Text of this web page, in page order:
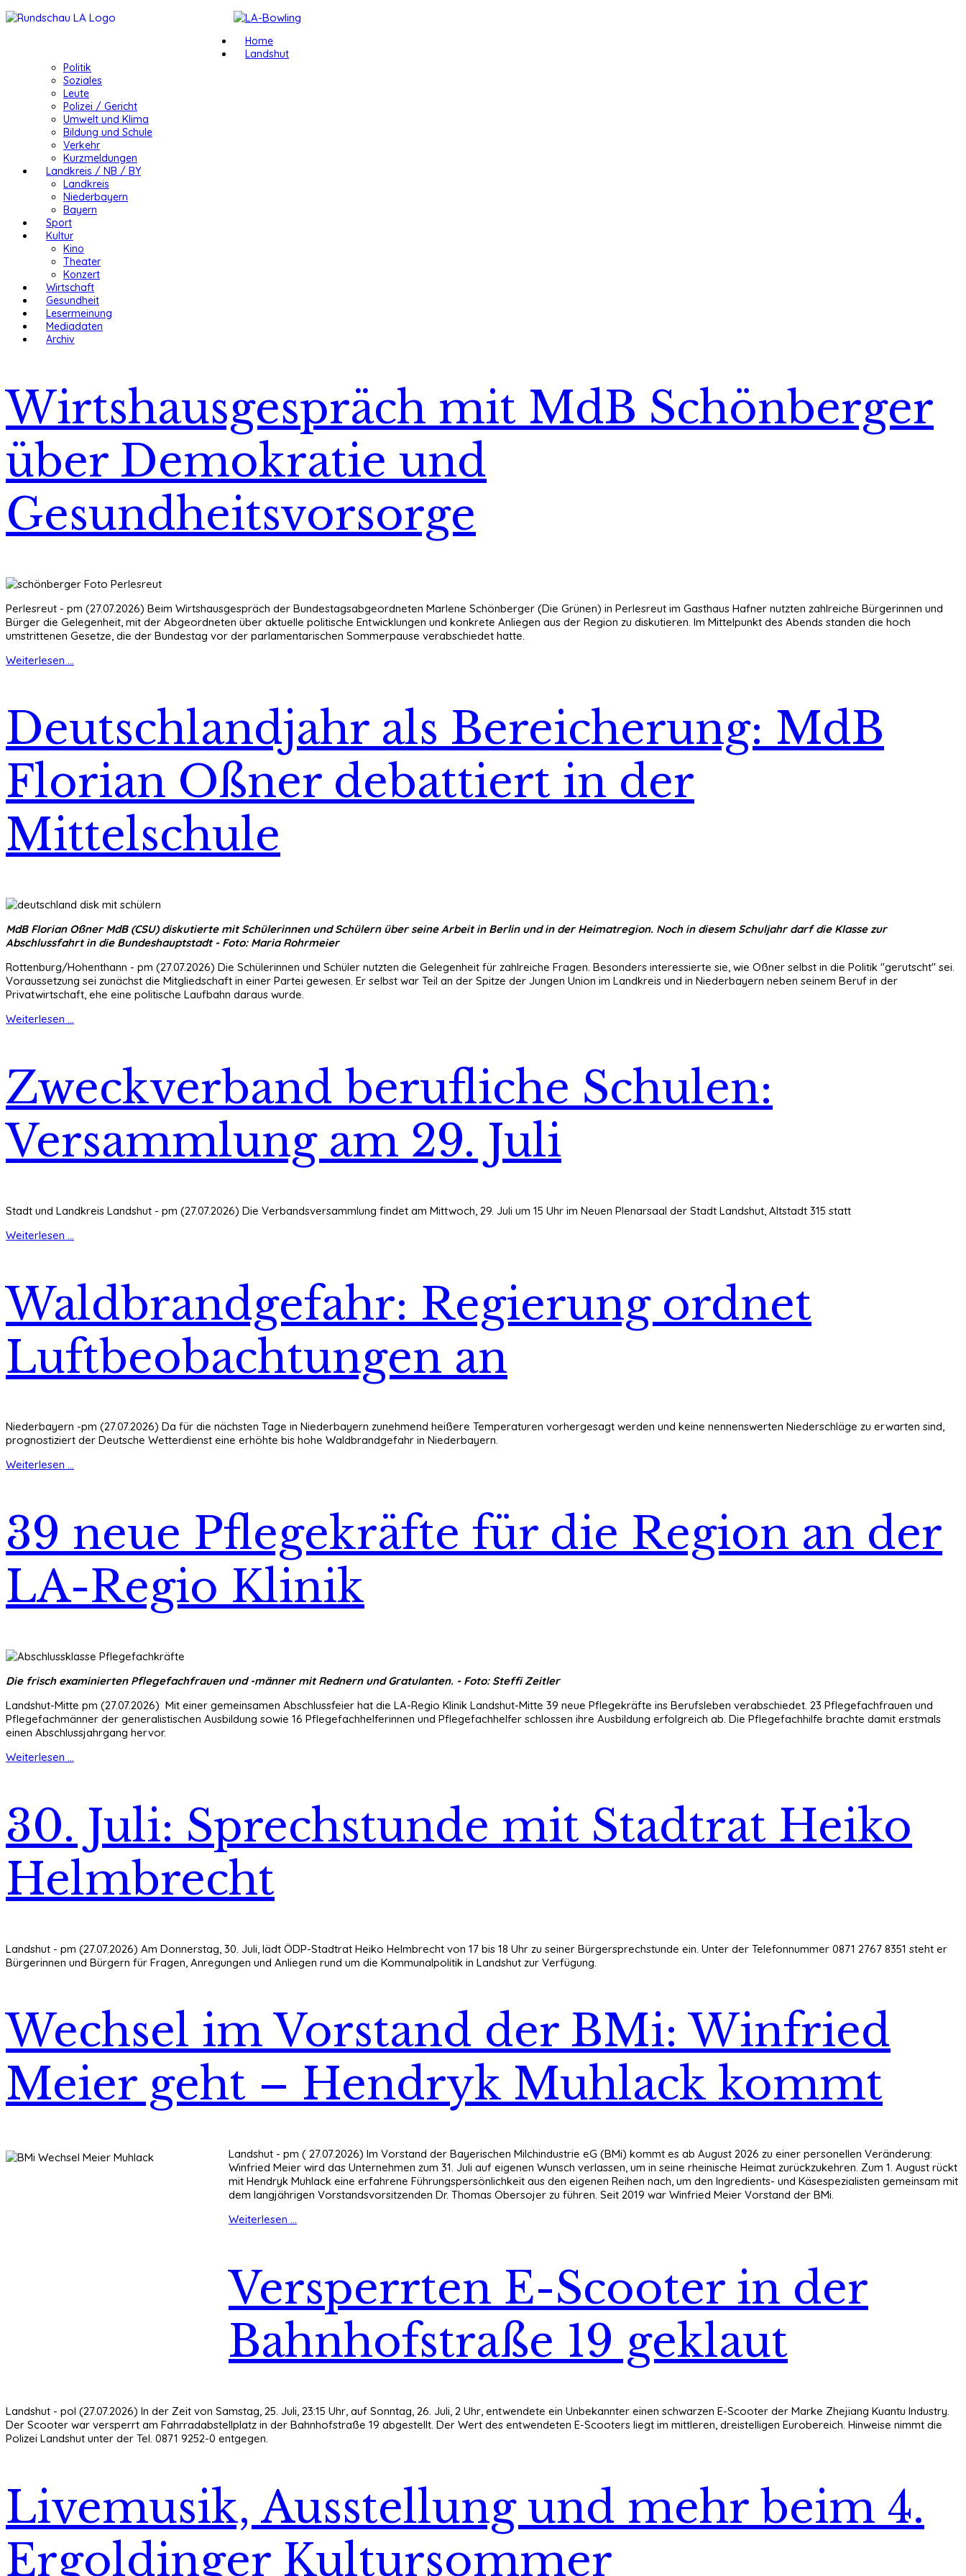
Home
Landshut
Politik
Soziales
Leute
Polizei / Gericht
Umwelt und Klima
Bildung und Schule
Verkehr
Kurzmeldungen
Landkreis / NB / BY
Landkreis
Niederbayern
Bayern
Sport
Kultur
Kino
Theater
Konzert
Wirtschaft
Gesundheit
Lesermeinung
Mediadaten
Archiv
Wirtshausgespräch mit MdB Schönberger
über Demokratie und
Gesundheitsvorsorge
Perlesreut - pm (27.07.2026) Beim Wirtshausgespräch der Bundestagsabgeordneten Marlene Schönberger (Die Grünen) in Perlesreut im Gasthaus Hafner nutzten zahlreiche Bürgerinnen und
Bürger die Gelegenheit, mit der Abgeordneten über aktuelle politische Entwicklungen und konkrete Anliegen aus der Region zu diskutieren. Im Mittelpunkt des Abends standen die hoch
umstrittenen Gesetze, die der Bundestag vor der parlamentarischen Sommerpause verabschiedet hatte.
Weiterlesen ...
Deutschlandjahr als Bereicherung: MdB
Florian Oßner debattiert in der
Mittelschule
MdB Florian Oßner MdB (CSU) diskutierte mit Schülerinnen und Schülern über seine Arbeit in Berlin und in der Heimatregion. Noch in diesem Schuljahr darf die Klasse zur
Abschlussfahrt in die Bundeshauptstadt - Foto: Maria Rohrmeier
Rottenburg/Hohenthann - pm (27.07.2026) Die Schülerinnen und Schüler nutzten die Gelegenheit für zahlreiche Fragen. Besonders interessierte sie, wie Oßner selbst in die Politik "gerutscht" sei.
Voraussetzung sei zunächst die Mitgliedschaft in einer Partei gewesen. Er selbst war Teil an der Spitze der Jungen Union im Landkreis und in Niederbayern neben seinem Beruf in der
Privatwirtschaft, ehe eine politische Laufbahn daraus wurde.
Weiterlesen ...
Zweckverband berufliche Schulen:
Versammlung am 29. Juli
Stadt und Landkreis Landshut - pm (27.07.2026) Die Verbandsversammlung findet am Mittwoch, 29. Juli um 15 Uhr im Neuen Plenarsaal der Stadt Landshut, Altstadt 315 statt
Weiterlesen ...
Waldbrandgefahr: Regierung ordnet
Luftbeobachtungen an
Niederbayern -pm (27.07.2026) Da für die nächsten Tage in Niederbayern zunehmend heißere Temperaturen vorhergesagt werden und keine nennenswerten Niederschläge zu erwarten sind,
prognostiziert der Deutsche Wetterdienst eine erhöhte bis hohe Waldbrandgefahr in Niederbayern.
Weiterlesen ...
39 neue Pflegekräfte für die Region an der
LA-Regio Klinik
Die frisch examinierten Pflegefachfrauen und -männer mit Rednern und Gratulanten. - Foto: Steffi Zeitler
Landshut-Mitte pm (27.07.2026) Mit einer gemeinsamen Abschlussfeier hat die LA-Regio Klinik Landshut-Mitte 39 neue Pflegekräfte ins Berufsleben verabschiedet. 23 Pflegefachfrauen und
Pflegefachmänner der generalistischen Ausbildung sowie 16 Pflegefachhelferinnen und Pflegefachhelfer schlossen ihre Ausbildung erfolgreich ab. Die Pflegefachhilfe brachte damit erstmals
einen Abschlussjahrgang hervor.
Weiterlesen ...
30. Juli: Sprechstunde mit Stadtrat Heiko
Helmbrecht
Landshut - pm (27.07.2026) Am Donnerstag, 30. Juli, lädt ÖDP-Stadtrat Heiko Helmbrecht von 17 bis 18 Uhr zu seiner Bürgersprechstunde ein. Unter der Telefonnummer 0871 2767 8351 steht er
Bürgerinnen und Bürgern für Fragen, Anregungen und Anliegen rund um die Kommunalpolitik in Landshut zur Verfügung.
Wechsel im Vorstand der BMi: Winfried
Meier geht – Hendryk Muhlack kommt
Landshut - pm ( 27.07.2026) Im Vorstand der Bayerischen Milchindustrie eG (BMi) kommt es ab August 2026 zu einer personellen Veränderung:
Winfried Meier wird das Unternehmen zum 31. Juli auf eigenen Wunsch verlassen, um in seine rheinische Heimat zurückzukehren. Zum 1. August rückt
mit Hendryk Muhlack eine erfahrene Führungspersönlichkeit aus den eigenen Reihen nach, um den Ingredients- und Käsespezialisten gemeinsam mit
dem langjährigen Vorstandsvorsitzenden Dr. Thomas Obersojer zu führen. Seit 2019 war Winfried Meier Vorstand der BMi.
Weiterlesen ...
Versperrten E-Scooter in der
Bahnhofstraße 19 geklaut
Landshut - pol (27.07.2026) In der Zeit von Samstag, 25. Juli, 23:15 Uhr, auf Sonntag, 26. Juli, 2 Uhr, entwendete ein Unbekannter einen schwarzen E-Scooter der Marke Zhejiang Kuantu Industry.
Der Scooter war versperrt am Fahrradabstellplatz in der Bahnhofstraße 19 abgestellt. Der Wert des entwendeten E-Scooters liegt im mittleren, dreistelligen Eurobereich. Hinweise nimmt die
Polizei Landshut unter der Tel. 0871 9252-0 entgegen.
Livemusik, Ausstellung und mehr beim 4.
Ergoldinger Kultursommer